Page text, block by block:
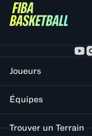
Joueurs
Équipes
Trouver un Terrain